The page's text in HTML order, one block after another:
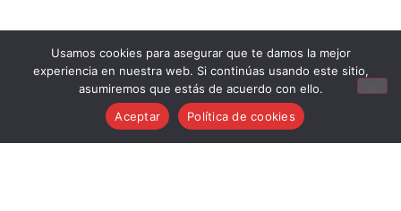
Usamos cookies para asegurar que te damos la mejor
experiencia en nuestra web. Si continúas usando este sitio,
asumiremos que estás de acuerdo con ello.
Aceptar
Política de cookies